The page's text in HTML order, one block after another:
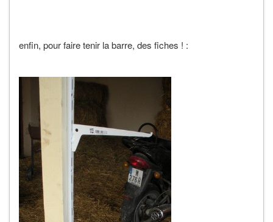
enfin, pour faire tenir la barre, des fiches ! :